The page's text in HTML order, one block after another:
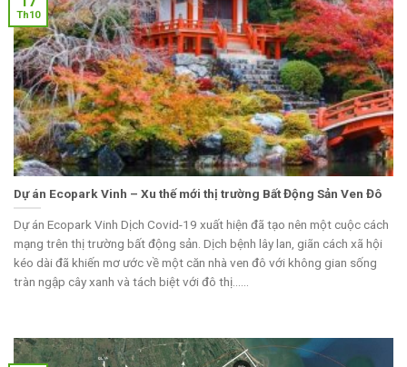
Dự án Ecopark Vinh – Xu thế mới thị trường Bất Động Sản Ven Đô
Dự án Ecopark Vinh Dịch Covid-19 xuất hiện đã tạo nên một cuộc cách
mạng trên thị trường bất động sản. Dịch bệnh lây lan, giãn cách xã hội
kéo dài đã khiến mơ ước về một căn nhà ven đô với không gian sống
tràn ngập cây xanh và tách biệt với đô thị......
Th10